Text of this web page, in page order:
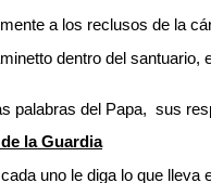
a los reclusos de la
dentro del
palabras del Papa, sus
la Guardia
uno le diga lo que